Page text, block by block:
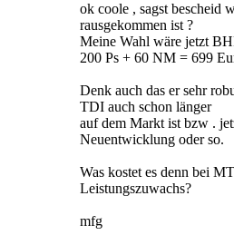
ok coole , sagst bescheid
rausgekommen ist ?
Meine Wahl wäre jetzt
200 Ps + 60 NM = 699
Denk auch das er sehr
TDI auch schon länger
auf dem Markt ist bzw .
Neuentwicklung oder so.
Was kostet es denn bei
Leistungszuwachs?
mfg